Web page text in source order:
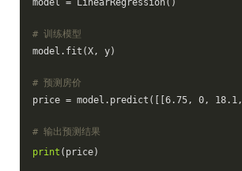
model = LinearRegression()
# 训练模型
model.fit(X, y)
# 预测房价
price = model.predict([[6.75, 0,
# 输出预测结果
print (price)